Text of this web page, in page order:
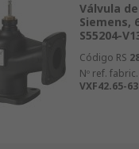
Válvula
Siemens,
S55204-
Código RS
Nº ref. fabric.
VXF42.65-